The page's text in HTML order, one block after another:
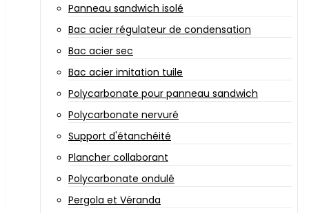
Panneau sandwich isolé
Bac acier régulateur de condensation
Bac acier sec
Bac acier imitation tuile
Polycarbonate pour panneau sandwich
Polycarbonate nervuré
Support d'étanchéité
Plancher collaborant
Polycarbonate ondulé
Pergola et Véranda